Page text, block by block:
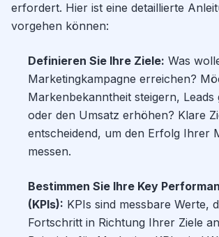
erfordert. Hier ist eine detaillierte
vorgehen können:
Definieren Sie Ihre Ziele: Was
Marketingkampagne erreichen?
Markenbekanntheit steigern, Leads
oder den Umsatz erhöhen? Klare
entscheidend, um den Erfolg Ihrer
messen.
Bestimmen Sie Ihre Key
(KPIs): KPIs sind messbare Werte,
Fortschritt in Richtung Ihrer Ziele